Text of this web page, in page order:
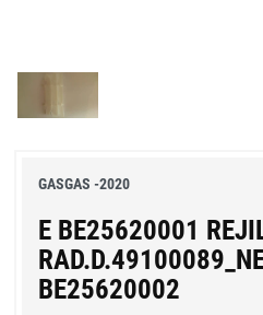
GASGAS -2020
E BE25620001
BE25620002